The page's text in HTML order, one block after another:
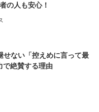
の人も安心！
せない「控えめに言って最
で絶賛する理由